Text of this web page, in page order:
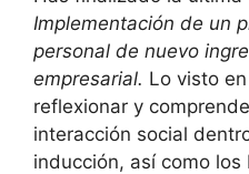
Implementación de un
personal de nuevo
empresarial. Lo visto
reflexionar y
interacción social
inducción, así como